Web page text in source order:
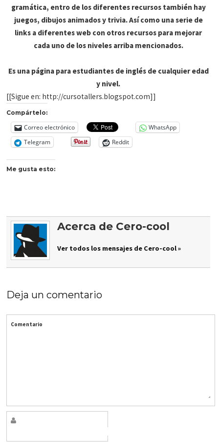
gramática, entro de los diferentes recursos también hay
juegos, dibujos animados y trivia. Así como una serie de
links a diferentes web con otros recursos para mejorar
cada uno de los niveles arriba mencionados.
Es una página para estudiantes de inglés de cualquier edad
y nivel.
[[Sigue en: http://cursotallers.blogspot.com]]
Compártelo:
Correo electrónico
WhatsApp
Telegram
Reddit
Me gusta esto:
Acerca de Cero-cool
Ver todos los mensajes de Cero-cool »
Deja un comentario
Comentario